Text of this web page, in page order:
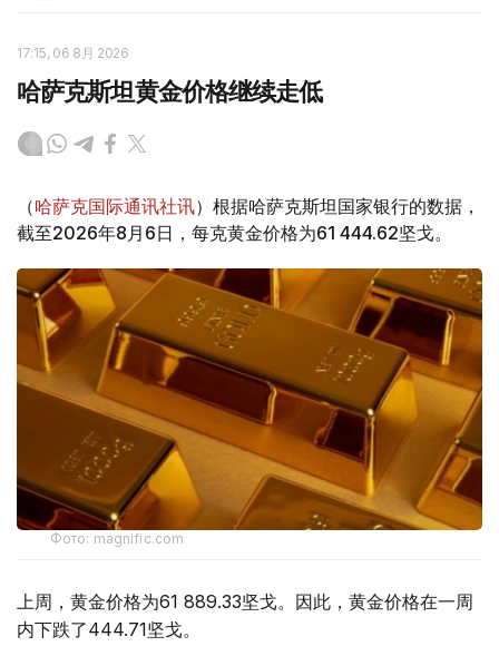
17:15, 06 8月 2026
哈萨克斯坦黄金价格继续走低
（哈萨克国际通讯社讯）根据哈萨克斯坦国家银行的数据，
截至2026年8月6日，每克黄金价格为61 444.62坚戈。
Фото: magnific.com
上周，黄金价格为61 889.33坚戈。因此，黄金价格在一周
内下跌了444.71坚戈。